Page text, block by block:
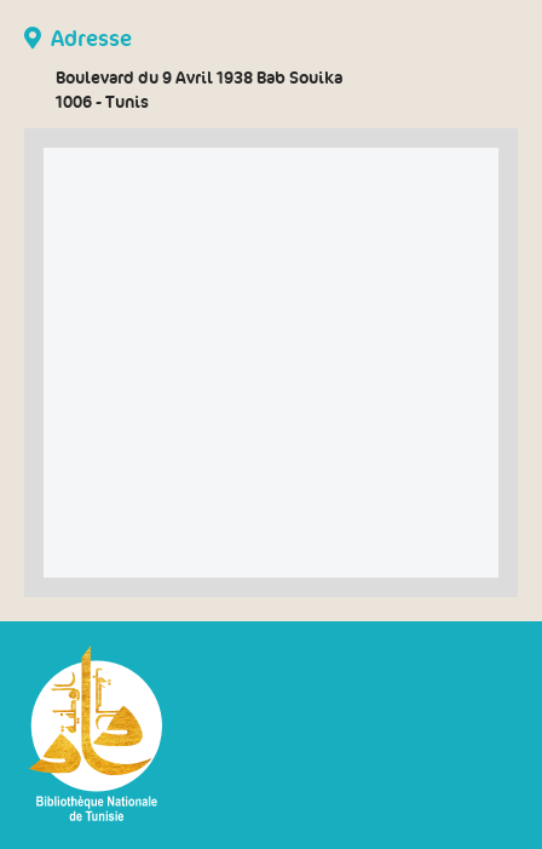
Adresse
Boulevard du 9 Avril 1938 Bab Souika
1006 - Tunis